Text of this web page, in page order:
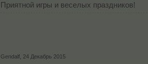
Приятной игры и веселых праздников!
Gendalf 24 Декабрь 2015